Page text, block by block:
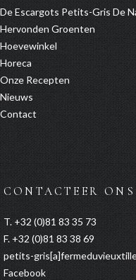
De Escargots Petits-Gris De
Hervonden Groenten
Hoevewinkel
Horeca
Onze Recepten
Nieuws
Contact
CONTACTEER ONS
T. +32 (0)81 83 35 73
F. +32 (0)81 83 38 69
petits-
Facebook